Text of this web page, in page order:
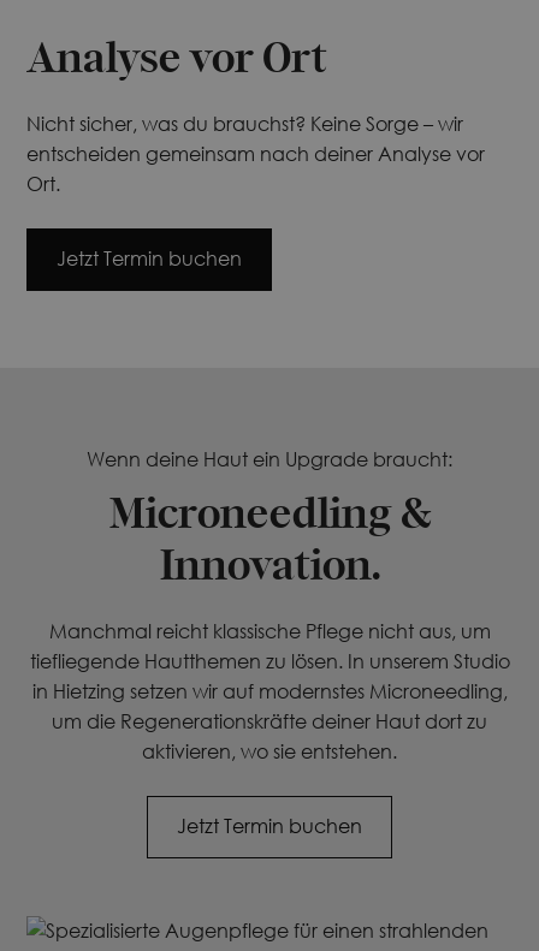
Analyse vor Ort
Nicht sicher, was du brauchst? Keine Sorge – wir
entscheiden gemeinsam nach deiner Analyse vor
Ort.
Jetzt Termin buchen
Wenn deine Haut ein Upgrade braucht:
Microneedling &
Innovation.
Manchmal reicht klassische Pflege nicht aus, um
tiefliegende Hautthemen zu lösen. In unserem Studio
in Hietzing setzen wir auf modernstes Microneedling,
um die Regenerationskräfte deiner Haut dort zu
aktivieren, wo sie entstehen.
Jetzt Termin buchen